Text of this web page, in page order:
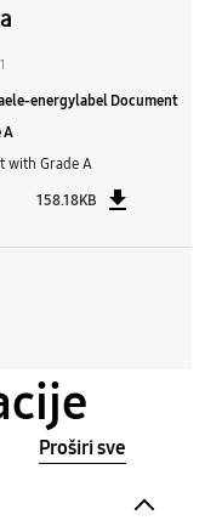
energylabel Document
A
with Grade A
158.18KB
Proširi sve